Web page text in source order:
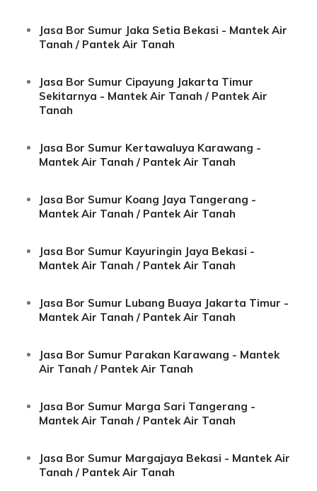
Jasa Bor Sumur Jaka Setia Bekasi - Mantek Air
Tanah / Pantek Air Tanah
Jasa Bor Sumur Cipayung Jakarta Timur
Sekitarnya - Mantek Air Tanah / Pantek Air
Tanah
Jasa Bor Sumur Kertawaluya Karawang -
Mantek Air Tanah / Pantek Air Tanah
Jasa Bor Sumur Koang Jaya Tangerang -
Mantek Air Tanah / Pantek Air Tanah
Jasa Bor Sumur Kayuringin Jaya Bekasi -
Mantek Air Tanah / Pantek Air Tanah
Jasa Bor Sumur Lubang Buaya Jakarta Timur -
Mantek Air Tanah / Pantek Air Tanah
Jasa Bor Sumur Parakan Karawang - Mantek
Air Tanah / Pantek Air Tanah
Jasa Bor Sumur Marga Sari Tangerang -
Mantek Air Tanah / Pantek Air Tanah
Jasa Bor Sumur Margajaya Bekasi - Mantek Air
Tanah / Pantek Air Tanah